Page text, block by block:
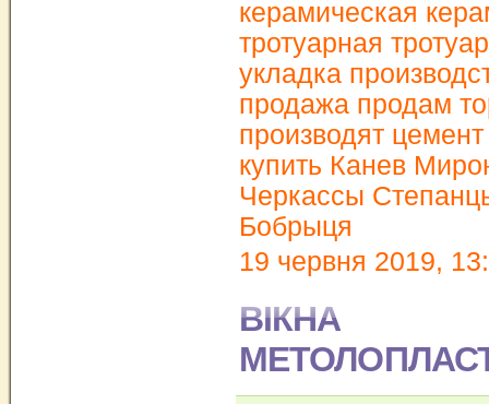
керамическая
тротуарная тротуар
укладка
продажа продам
производят цемент
купить Канев
Черкассы
Бобрыця
19 червня 2019,
ВІКНА